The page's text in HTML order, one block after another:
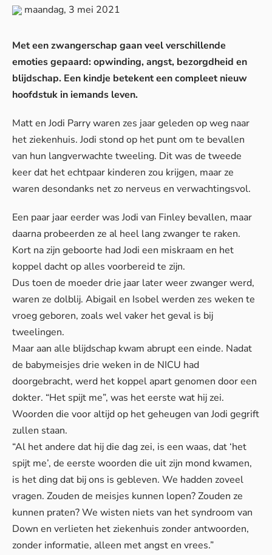
maandag, 3 mei 2021
Met een zwangerschap gaan veel verschillende
emoties gepaard: opwinding, angst, bezorgdheid en
blijdschap. Een kindje betekent een compleet nieuw
hoofdstuk in iemands leven.
Matt en Jodi Parry waren zes jaar geleden op weg naar
het ziekenhuis. Jodi stond op het punt om te bevallen
van hun langverwachte tweeling. Dit was de tweede
keer dat het echtpaar kinderen zou krijgen, maar ze
waren desondanks net zo nerveus en verwachtingsvol.
Een paar jaar eerder was Jodi van Finley bevallen, maar
daarna probeerden ze al heel lang zwanger te raken.
Kort na zijn geboorte had Jodi een miskraam en het
koppel dacht op alles voorbereid te zijn.
Dus toen de moeder drie jaar later weer zwanger werd,
waren ze dolblij. Abigail en Isobel werden zes weken te
vroeg geboren, zoals wel vaker het geval is bij
tweelingen.
Maar aan alle blijdschap kwam abrupt een einde. Nadat
de babymeisjes drie weken in de NICU had
doorgebracht, werd het koppel apart genomen door een
dokter. “Het spijt me”, was het eerste wat hij zei.
Woorden die voor altijd op het geheugen van Jodi gegrift
zullen staan.
“Al het andere dat hij die dag zei, is een waas, dat ‘het
spijt me’, de eerste woorden die uit zijn mond kwamen,
is het ding dat bij ons is gebleven. We hadden zoveel
vragen. Zouden de meisjes kunnen lopen? Zouden ze
kunnen praten? We wisten niets van het syndroom van
Down en verlieten het ziekenhuis zonder antwoorden,
zonder informatie, alleen met angst en vrees.”